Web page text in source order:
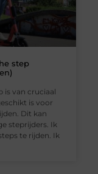
step
is van cruciaal
is voor
Dit kan
steprijders. Ik
te rijden. Ik